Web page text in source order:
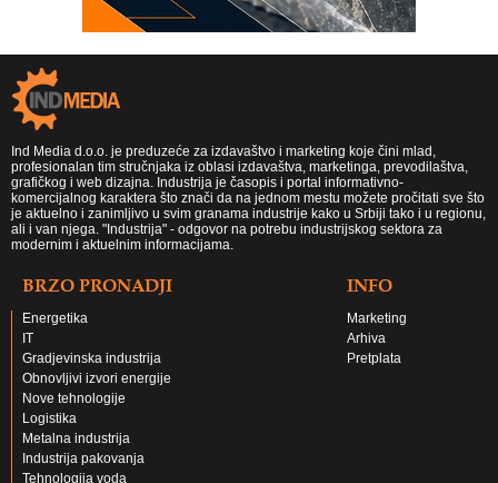
Ind Media d.o.o. je preduzeće za izdavaštvo i marketing koje čini mlad,
profesionalan tim stručnjaka iz oblasi izdavaštva, marketinga, prevodilaštva,
grafičkog i web dizajna. Industrija je časopis i portal informativno-
komercijalnog karaktera što znači da na jednom mestu možete pročitati sve što
je aktuelno i zanimljivo u svim granama industrije kako u Srbiji tako i u regionu,
ali i van njega. "Industrija" - odgovor na potrebu industrijskog sektora za
modernim i aktuelnim informacijama.
BRZO PRONADJI
Energetika
IT
Gradjevinska industrija
Obnovljivi izvori energije
Nove tehnologije
Logistika
Metalna industrija
Industrija pakovanja
Tehnologija voda
INFO
Marketing
Arhiva
Pretplata